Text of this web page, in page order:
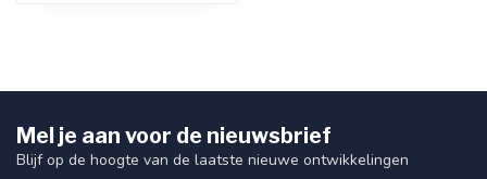
Mel je aan voor de nieuwsbrief
Blijf op de hoogte van de laatste nieuwe ontwikkelingen